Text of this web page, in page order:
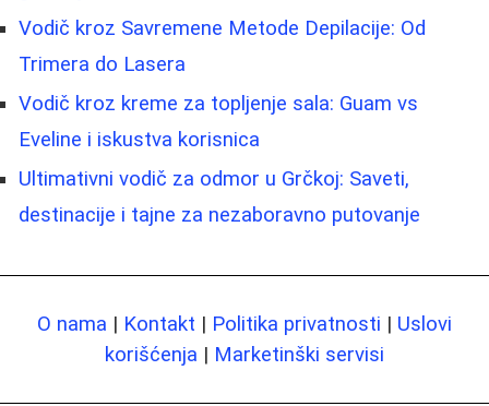
Vodič kroz Savremene Metode Depilacije: Od
Trimera do Lasera
Vodič kroz kreme za topljenje sala: Guam vs
Eveline i iskustva korisnica
Ultimativni vodič za odmor u Grčkoj: Saveti,
destinacije i tajne za nezaboravno putovanje
O nama | Kontakt | Politika privatnosti | Uslovi
korišćenja | Marketinški servisi